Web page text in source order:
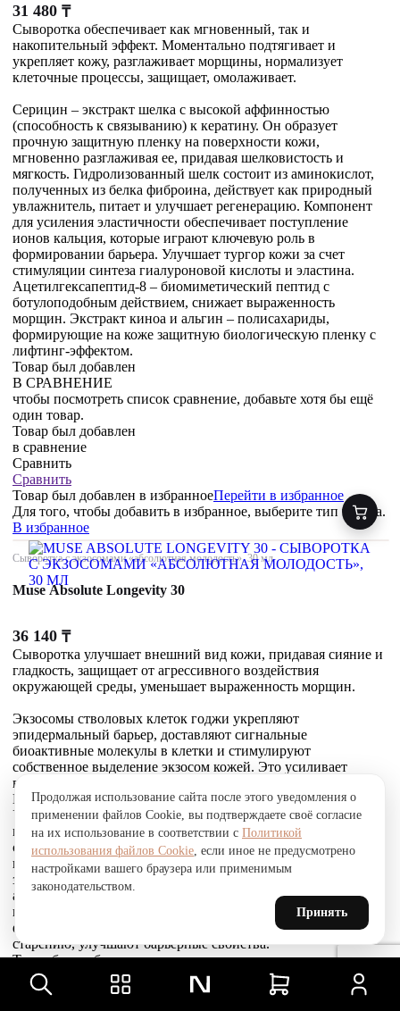
31 480 ₸
Сыворотка обеспечивает как мгновенный, так и
накопительный эффект. Моментально подтягивает и
укрепляет кожу, разглаживает морщины, нормализует
клеточные процессы, защищает, омолаживает.
Серицин – экстракт шелка с высокой аффинностью
(способность к связыванию) к кератину. Он образует
прочную защитную пленку на поверхности кожи,
мгновенно разглаживая ее, придавая шелковистость и
мягкость. Гидролизованный шелк состоит из аминокислот,
полученных из белка фиброина, действует как природный
увлажнитель, питает и улучшает регенерацию. Компонент
для усиления эластичности обеспечивает поступление
ионов кальция, которые играют ключевую роль в
формировании барьера. Улучшает тургор кожи за счет
стимуляции синтеза гиалуроновой кислоты и эластина.
Ацетилгексапептид-8 – биомиметический пептид с
ботулоподобным действием, снижает выраженность
морщин. Экстракт киноа и альгин – полисахариды,
формирующие на коже защитную биологическую пленку с
лифтинг-эффектом.
Товар был добавлен
В СРАВНЕНИЕ
чтобы посмотреть список сравнение, добавьте хотя бы ещё
один товар.
Товар был добавлен
в сравнение
Сравнить
Сравнить
Товар был добавлен в избранноеПерейти в избранное
Для того, чтобы добавить в избранное, выберите тип товара.
В избранное
Сыворотка с экзосомами «абсолютная молодость», 30 мл
Muse Absolute Longevity 30
36 140 ₸
Сыворотка улучшает внешний вид кожи, придавая сияние и
гладкость, защищает от агрессивного воздействия
окружающей среды, уменьшает выраженность морщин.
Экзосомы стволовых клеток годжи укрепляют
эпидермальный барьер, доставляют сигнальные
биоактивные молекулы в клетки и стимулируют
собственное выделение экзосом кожей. Это усиливает
выработку коллагена, эластина и гликозаминогликанов.
Комплекс Telosense Active продлевает жизнь клеток.
Укрепляющий пептид восстанавливает и усиливает связи
между фибробластами и внеклеточным матриксом,
стимулирует выработку коллагена I и VI типов, обеспечивая
прочное соединение эпидермиса и дермы, что приводит к
заметному сокращению морщин. Стволовые клетки
альпийской розы защищают, поддерживают и
восстанавливают устойчивость кожи к агрессивным
факторам окружающей среды и преждевременному
старению, улучшают барьерные свойства.
Товар был добавлен
В СРАВНЕНИЕ
чтобы посмотреть список сравнение, добавьте хотя бы ещё
Продолжая использование сайта после этого уведомления о
применении файлов Cookie, вы подтверждаете своё согласие
на их использование в соответствии с Политикой
использования файлов Cookie, если иное не предусмотрено
настройками вашего браузера или применимым
законодательством.
Принять